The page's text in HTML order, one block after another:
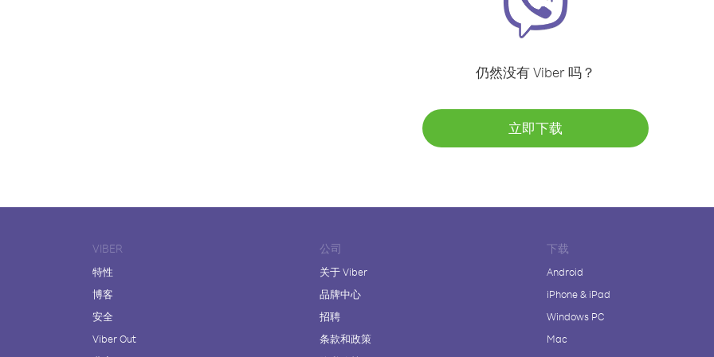
仍然没有 Viber 吗？
立即下载
VIBER
特性
博客
安全
Viber Out
公司
关于 Viber
品牌中心
招聘
条款和政策
下载
Android
iPhone & iPad
Windows PC
Mac